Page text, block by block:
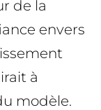
de la
envers
à
modèle.